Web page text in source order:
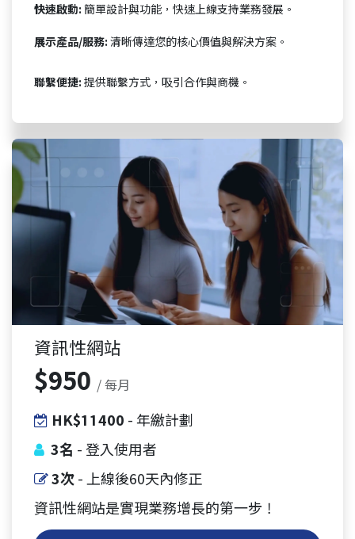
快速啟動: 簡單設計與功能，快速上線支持業務發展。
展示產品/服務: 清晰傳達您的核心價值與解決方案。
聯繫便捷: 提供聯繫方式，吸引合作與商機。
資訊性網站
$950 / 每月
HK$11400 - 年繳計劃
3名 - 登入使用者
3次 - 上線後60天內修正
資訊性網站是實現業務增長的第一步！